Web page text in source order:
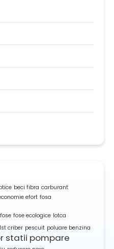
beci fibra carburant
efort fosa
fose fose ecologice lotca
criber pescuit poluare benzina
statii pompare